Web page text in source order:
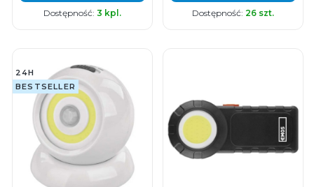
Dostępność: 3 kpl. Dostępność: 26 szt.
24H
BESTSELLER